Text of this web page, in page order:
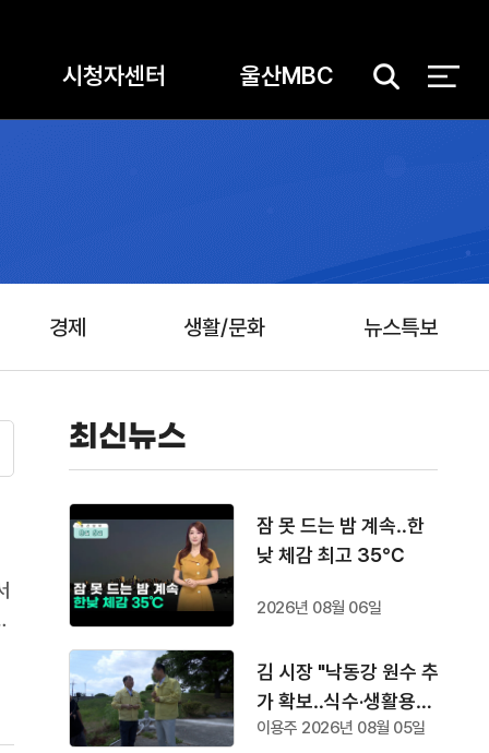
시청자센터 울산MBC
검
경제 생활/문화 뉴스특보
최신뉴스
잠 못 드는 밤 계속‥한
낮 체감 최고 35℃
2026년 08월 06일
김 시장 "낙동강 원수 추
가 확보‥식수·생활용수
공급"
이용주 2026년 08월 05일